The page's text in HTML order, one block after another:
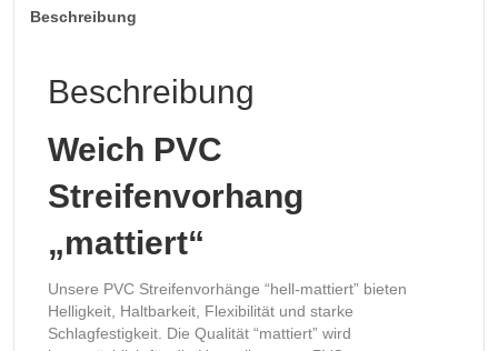
Beschreibung
Beschreibung
Weich PVC
Streifenvorhang
„mattiert“
Unsere PVC Streifenvorhänge “hell-mattiert” bieten
Helligkeit, Haltbarkeit, Flexibilität und starke
Schlagfestigkeit. Die Qualität “mattiert” wird